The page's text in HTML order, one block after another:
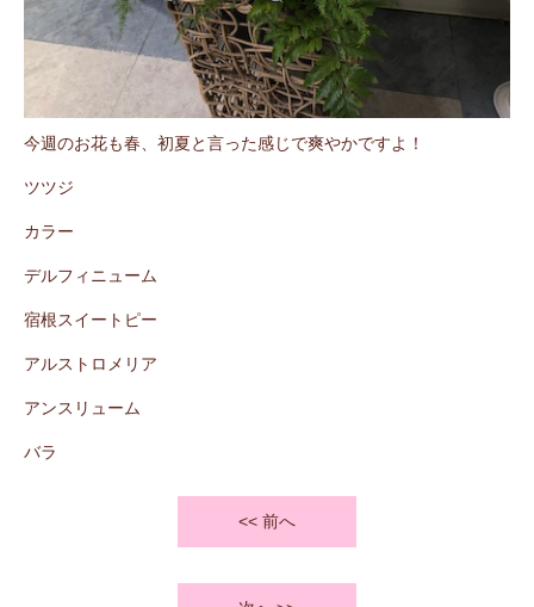
今週のお花も春、初夏と言った感じで爽やかですよ！
ツツジ
カラー
デルフィニューム
宿根スイートピー
アルストロメリア
アンスリューム
バラ
<< 前へ